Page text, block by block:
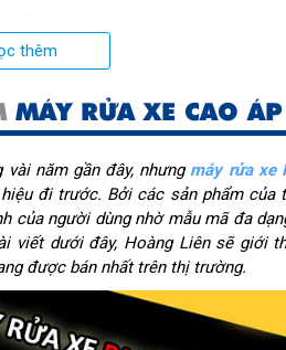
thêm
MÁY RỬA XE CAO
năm gần đây, nhưng máy rửa xe
đi trước. Bởi các sản phẩm của
của người dùng nhờ mẫu mã đa
viết dưới đây, Hoàng Liên sẽ giới
được bán nhất trên thị trường.